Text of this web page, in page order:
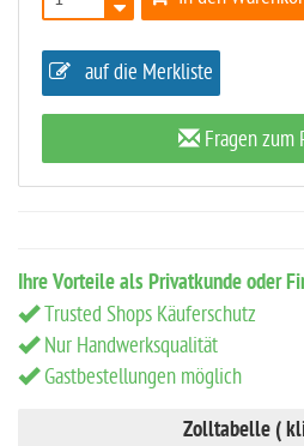
auf die Merkliste
Fragen zum
Ihre Vorteile als Privatkunde oder
Trusted Shops Käuferschutz
Nur Handwerksqualität
Gastbestellungen möglich
Zolltabelle (